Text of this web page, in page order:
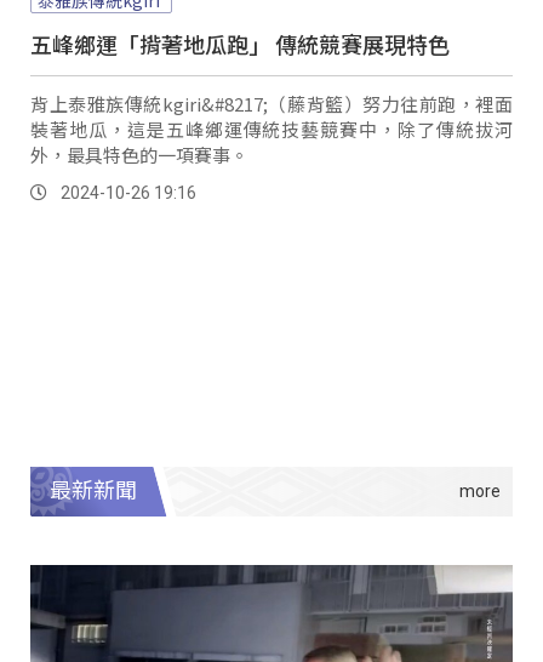
五峰鄉運「揹著地瓜跑」 傳統競賽展現特色
背上泰雅族傳統kgiri&#8217;（藤背籃）努力往前跑，裡面
裝著地瓜，這是五峰鄉運傳統技藝競賽中，除了傳統拔河
外，最具特色的一項賽事。
2024-10-26 19:16
最新新聞